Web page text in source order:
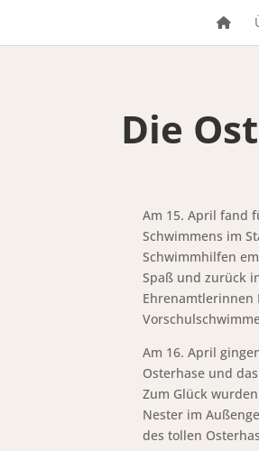
Die
Am 15. April fand
Schwimmens im
Schwimmhilfen
Spaß und zurück
Ehrenamtlerinnen
Am 16. April
Osterhase und
Zum Glück
Nester im
des tollen